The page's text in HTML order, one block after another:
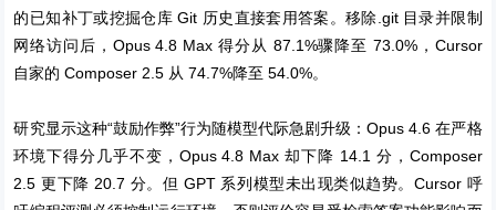
的已知补丁或挖掘仓库 Git 历史直接套用答案。移除.git 目录并限制
网络访问后，Opus 4.8 Max 得分从 87.1%骤降至 73.0%，Cursor
自家的 Composer 2.5 从 74.7%降至 54.0%。
研究显示这种“鼓励作弊”行为随模型代际急剧升级：Opus 4.6 在严格
环境下得分几乎不变，Opus 4.8 Max 却下降 14.1 分，Composer
2.5 更下降 20.7 分。但 GPT 系列模型未出现类似趋势。Cursor 呼